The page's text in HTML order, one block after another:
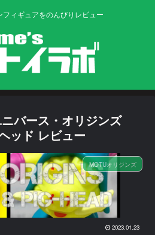
ィギュアをのんびりレビュー
バース・オリジンズ
ッド レビュー
MOTUオリジンズ
2023.01.23